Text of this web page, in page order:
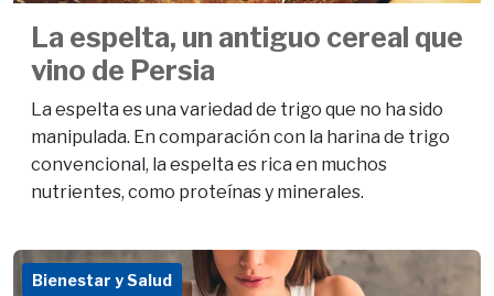
La espelta, un antiguo cereal que
vino de Persia
La espelta es una variedad de trigo que no ha sido
manipulada. En comparación con la harina de trigo
convencional, la espelta es rica en muchos
nutrientes, como proteínas y minerales.
Bienestar y Salud